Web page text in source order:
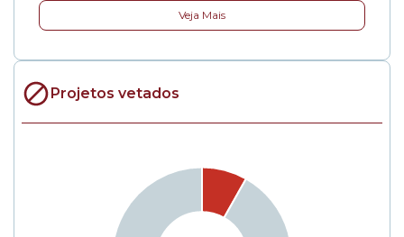
Veja Mais
Projetos vetados